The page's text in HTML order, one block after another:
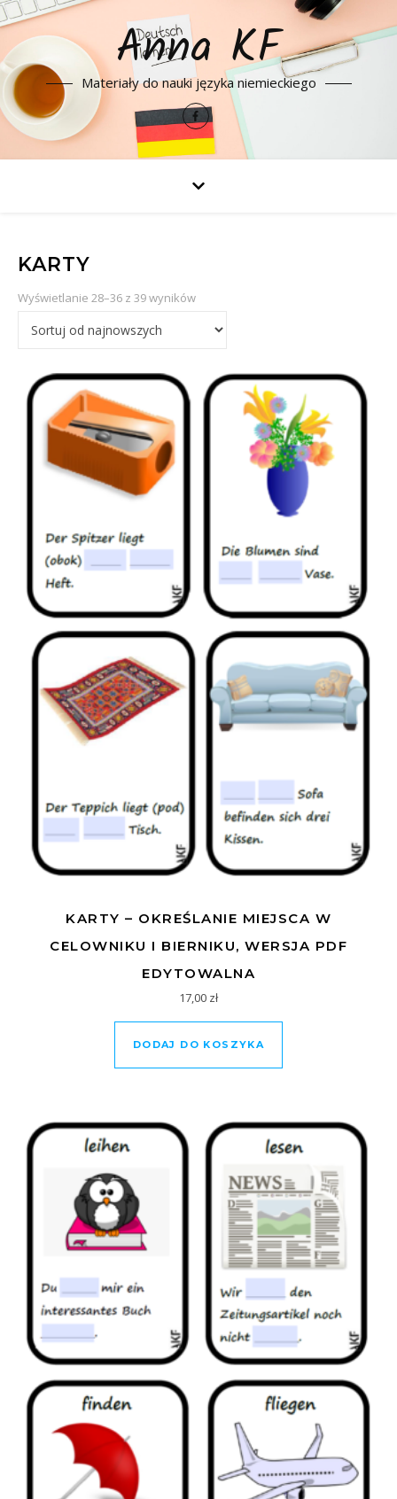
Anna KF
Materiały do nauki języka niemieckiego
KARTY
Wyświetlanie 28–36 z 39 wynikówPosortowane według najnowszych
KARTY – OKREŚLANIE MIEJSCA W
CELOWNIKU I BIERNIKU, WERSJA PDF
EDYTOWALNA
17,00 zł
DODAJ DO KOSZYKA